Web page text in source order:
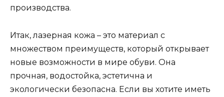
производства.
Итак, лазерная кожа – это материал с
множеством преимуществ, который открывает
новые возможности в мире обуви. Она
прочная, водостойка, эстетична и
экологически безопасна. Если вы хотите иметь